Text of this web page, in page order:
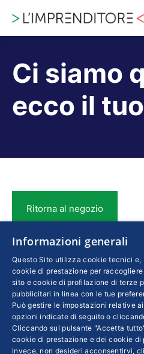
Ci siamo
ecco il
Ritorna al negozio
Copyright © 2018 |
Informazioni generali
Questo Sito utilizza cookie tecnici e,
cookie di prestazione per
sito e cookie di profilazione di terze
pubblicitari in linea con le tue
Può gestire le impostazioni relative
opzioni indicate di seguito o
Cliccando sul pulsante "Accetta
cookie di prestazione e dei cookie
invece, non desideri acconsentirvi,